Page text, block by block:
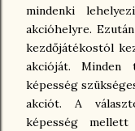
mindenki
akcióhelyre.
kezdőjátékostól
akcióját. Minden
képesség
akciót. A
képesség